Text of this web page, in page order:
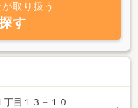
取り扱う
す
丁目１３－１０